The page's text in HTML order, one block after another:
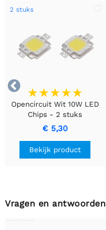

2 stuks
Opencircuit Wit 10W LED
Chips - 2 stuks
€ 5,30
Bekijk product
Vragen en antwoorden